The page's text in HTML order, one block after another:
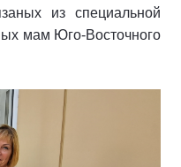
из специальной
мам Юго-Восточного